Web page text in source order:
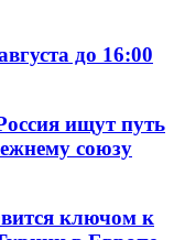
до 16:00
ищут путь
союзу
ключом к